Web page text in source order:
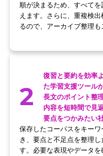
順が決まるため、すべて
えます。さらに、重複検
るので、アーカイブ整理も
2
復習と要約を効率
た学習支援ツール
長文のポイント整
内容を短時間で見
要点をつかみたい
保存したコーパスをキー
き、要点と不足点を整理
す。必要な表現やデータ